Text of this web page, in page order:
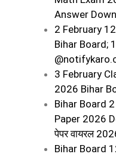
Answer
2 February
Bihar Board;
3 February
2026 Bihar
Bihar Board
Paper 2026
पेपर वायरल
Bihar Board